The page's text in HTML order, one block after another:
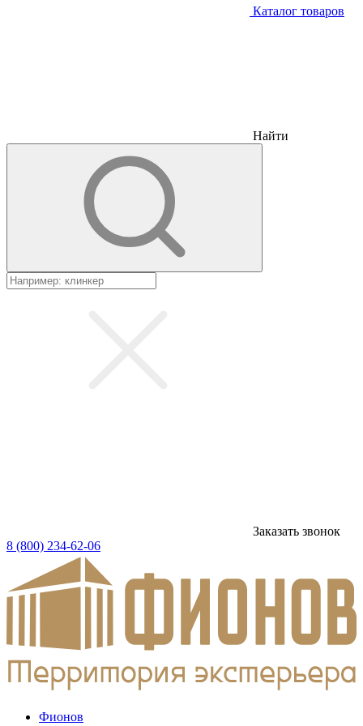
Каталог товаров
Найти
Заказать звонок
8 (800) 234-62-06
Фионов